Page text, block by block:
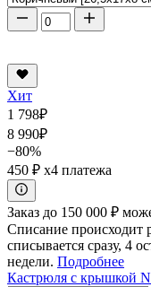
Хит
1 798₽
8 990₽
−80%
450 ₽ x4 платежа
Заказ до 150 000 ₽
Списание
списывается сразу, 4
недели. Подробнее
Кастрюля с крышкой